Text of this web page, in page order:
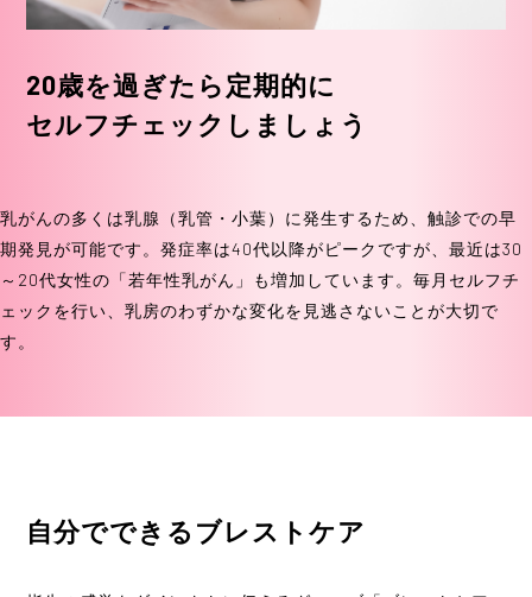
20歳を過ぎたら定期的に
セルフチェックしましょう
乳がんの多くは乳腺（乳管・小葉）に発生するため、触診での早
期発見が可能です。発症率は40代以降がピークですが、最近は30
～20代女性の「若年性乳がん」も増加しています。毎月セルフチ
ェックを行い、乳房のわずかな変化を見逃さないことが大切で
す。
自分でできるブレストケア